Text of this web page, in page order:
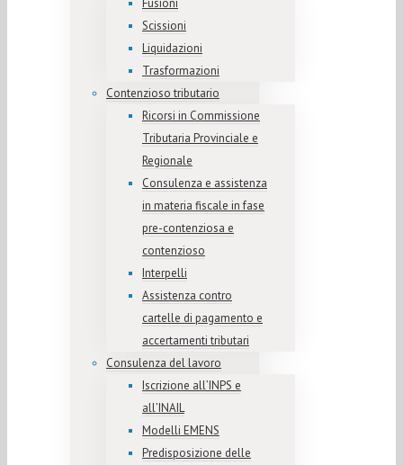
Fusioni
Scissioni
Liquidazioni
Trasformazioni
Contenzioso tributario
Ricorsi in Commissione
Tributaria Provinciale e
Regionale
Consulenza e assistenza
in materia fiscale in fase
pre-contenziosa e
contenzioso
Interpelli
Assistenza contro
cartelle di pagamento e
accertamenti tributari
Consulenza del lavoro
Iscrizione all’INPS e
all’INAIL
Modelli EMENS
Predisposizione delle